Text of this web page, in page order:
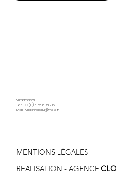
villakimsiscu
Tel: +33(0)7 86 81 58 15
Mail :villakimsiscu@free.fr
MENTIONS LÉGALES
REALISATION -AGENCE